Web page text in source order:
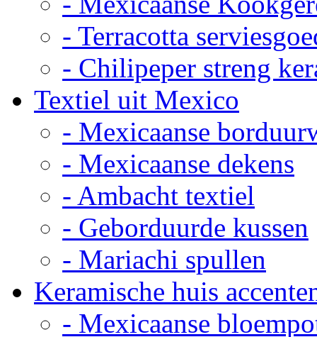
- Terracotta
- Chilipeper streng
Textiel uit Mexico
- Mexicaanse
- Mexicaanse dekens
- Ambacht textiel
- Geborduurde kussen
- Mariachi spullen
Keramische huis
- Mexicaanse